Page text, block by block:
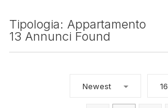
Tipologia: Appartamento
13 Annunci Found
Newest 16